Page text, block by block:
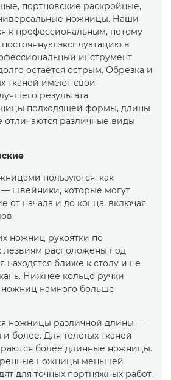
портновские раскройные,
ножницы. Наши
к профессиональным, потому
эксплуатацию в
инструмент
остаётся острым. Обрезка и
тканей имеют свои
результата
подходящей формы, длины
отличаются различные виды
пользуются, как
швейники, которые могут
от начала и до конца, включая
ножниц рукоятки по
расположены под
находятся ближе к столу и не
Нижнее кольцо ручки
ножниц намного больше
ножницы различной длины —
и более. Для толстых тканей
более длинные ножницы.
ножницы меньшей
для точных портняжных работ.